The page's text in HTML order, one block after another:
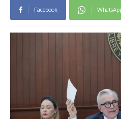
Facebook